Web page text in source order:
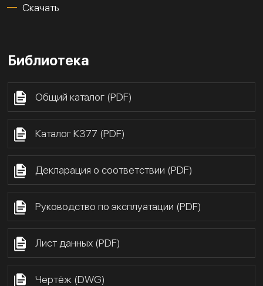
Скачать
Библиотека
Общий каталог (PDF)
Каталог К377 (PDF)
Декларация о соответствии (PDF)
Руководство по эксплуатации (PDF)
Лист данных (PDF)
Чертёж (DWG)